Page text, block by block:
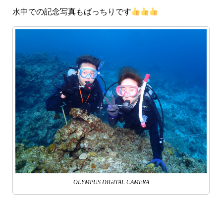
水中での記念写真もばっちりです
OLYMPUS DIGITAL CAMERA